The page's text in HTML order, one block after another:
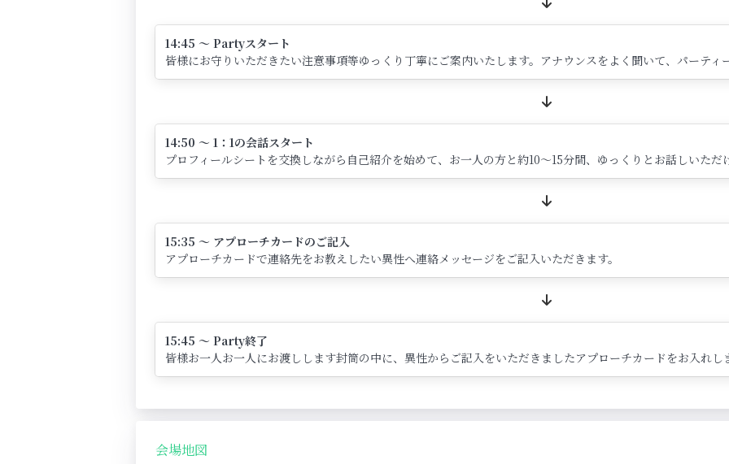
14:45 ～ Partyスタート
皆様にお守りいただきたい注意事項等ゆっくり丁寧にご案内いたします。アナウンスをよく聞いて、パーティ
14:50 ～ 1：1の会話スタート
プロフィールシートを交換しながら自己紹介を始めて、お一人の方と約10～15分間、ゆっくりとお話しいただ
15:35 ～ アプローチカードのご記入
アプローチカードで連絡先をお教えしたい異性へ連絡メッセージをご記入いただきます。
15:45 ～ Party終了
皆様お一人お一人にお渡しします封筒の中に、異性からご記入をいただきましたアプローチカードをお入れし
会場地図